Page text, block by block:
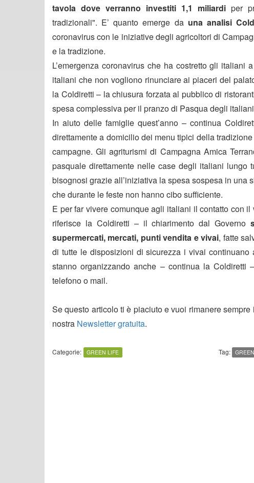
tavola dove verranno investiti 1,1 miliardiper
tradizionali". E’ quanto emerge da una analisi
coronavirus con le iniziative degli agricoltori di
e la tradizione.
L’emergenza coronavirus che ha costretto gli
italiani che non vogliono rinunciare ai piaceri del
la Coldiretti – la chiusura forzata al pubblico di
spesa complessiva per il pranzo di Pasqua degli
In aiuto delle famiglie quest’anno – continua
direttamente a domicilio dei menu tipici della
campagne. Gli agriturismi di Campagna Amica
pasquale direttamente nelle case degli italiani
bisognosi grazie all’iniziativa la spesa sospesa in
che durante le feste non hanno cibo sufficiente.
E per far vivere comunque agli italiani il contatto con
riferisce la Coldiretti – il chiarimento dal Governo
supermercati, mercati, punti vendita e vivai, fatte
di tutte le disposizioni di sicurezza i vivai
stanno organizzando anche – continua la
telefono o mail.
Se questo articolo ti è piaciuto e vuoi rimanere
nostra Newsletter gratuita.
Categorie: GREEN LIFE Tag: